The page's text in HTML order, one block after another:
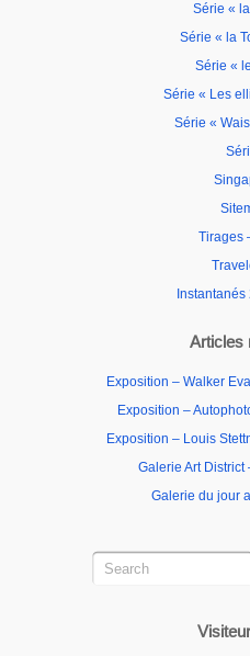
Série «
Série « la
Série «
Série « Les
Série «
Tirages
Articles
Exposition – Walker
Exposition –
Exposition – Louis
Galerie Art
Galerie du jour